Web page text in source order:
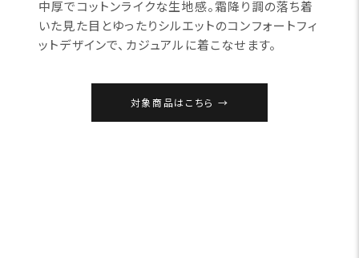
中厚でコットンライクな生地感。霜降り調の落ち着
いた見た目とゆったりシルエットのコンフォートフィ
ットデザインで、カジュアルに着こなせます。
対象商品はこちら